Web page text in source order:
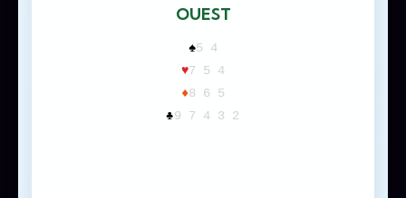
OUEST
♠5 4
♥7 5 4
♦8 6 5
♣9 7 4 3 2